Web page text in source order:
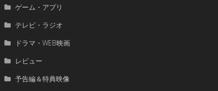
ゲーム・アプリ
テレビ・ラジオ
ドラマ・WEB映画
レビュー
予告編＆特典映像